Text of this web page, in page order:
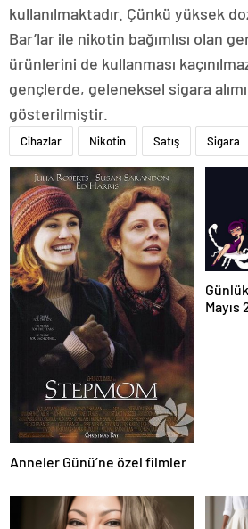
kullanılmaktadır. Çünkü yüksek
Bar’lar ile nikotin bağımlısı olan
ürünlerini de kullanması
gençlerde, geleneksel sigara
gösterilmiştir.
Cihazlar Nikotin Satış Sigara
Anneler Günü’ne özel filmler
Mayıs